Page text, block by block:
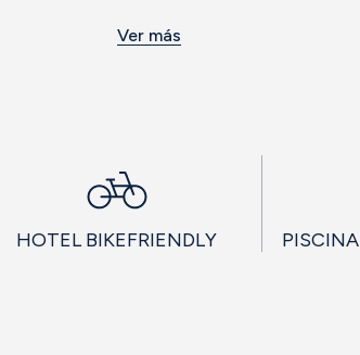
Ver más
HOTEL BIKEFRIENDLY